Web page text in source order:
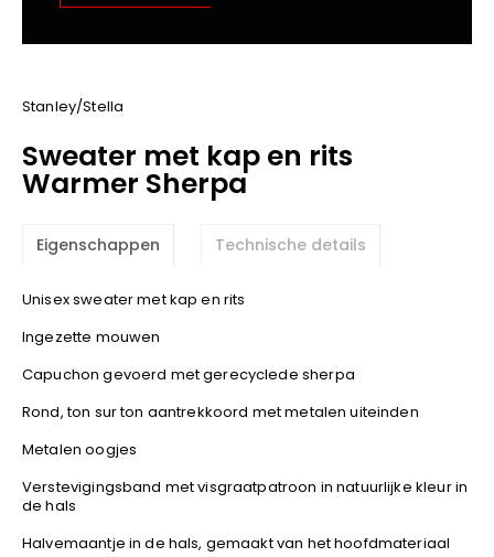
OXXA
Premier
ProAct
Promodoro
Result
Safety Jogger
Shugon
Stanley/Stella
TowelCity
YOKO
Stanley/Stella
Sweater met kap en rits
Warmer Sherpa
Eigenschappen Technische details
Unisex sweater met kap en rits
Ingezette mouwen
Capuchon gevoerd met gerecyclede sherpa
Rond, ton sur ton aantrekkoord met metalen uiteinden
Metalen oogjes
Verstevigingsband met visgraatpatroon in natuurlijke kleur in
de hals
Halvemaantje in de hals, gemaakt van het hoofdmateriaal